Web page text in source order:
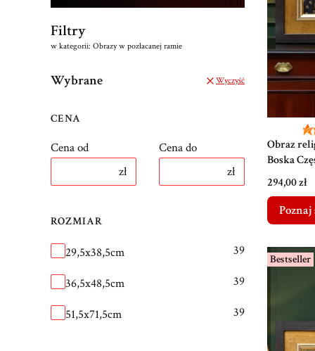
Filtry
w kategorii: Obrazy w pozłacanej ramie
Wybrane Wyczyść
CENA
Cena od
zł
Cena do
zł
ROZMIAR
Rozmiar
29,5x38,5cm 39
36,5x48,5cm 39
51,5x71,5cm 39
Obraz
Boska
38,5 cm
Cena
294,00 zł
Poznaj
Bestseller